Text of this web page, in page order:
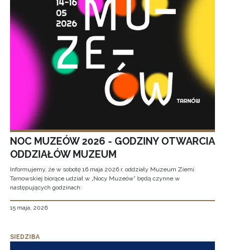
NOC MUZEÓW 2026 - GODZINY OTWARCIA
ODDZIAŁÓW MUZEUM
Informujemy, że w sobotę 16 maja 2026 r. oddziały Muzeum Ziemi
Tarnowskiej biorące udział w „Nocy Muzeów” będą czynne w
następujących godzinach:
15 maja, 2026
SIEDZIBA